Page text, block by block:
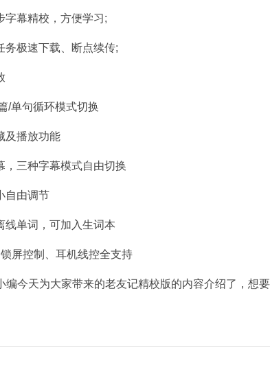
字幕精校，方便学习;
务极速下载、断点续传;
/单句循环模式切换
及播放功能
，三种字幕模式自由切换
自由调节
线单词，可加入生词本
屏控制、耳机线控全支持
编今天为大家带来的老友记精校版的内容介绍了，想